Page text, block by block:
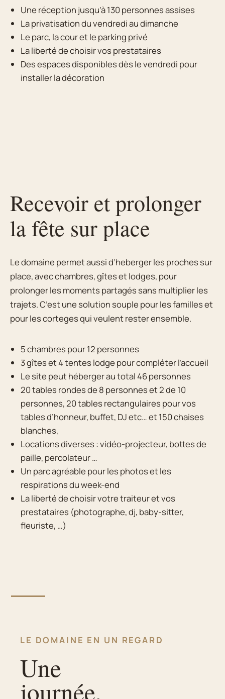
Une réception jusqu’à 130 personnes assises
La privatisation du vendredi au dimanche
Le parc, la cour et le parking privé
La liberté de choisir vos prestataires
Des espaces disponibles dès le vendredi pour
installer la décoration
Recevoir et prolonger
la fête sur place
Le domaine permet aussi d’heberger les proches sur
place, avec chambres, gîtes et lodges, pour
prolonger les moments partagés sans multiplier les
trajets. C’est une solution souple pour les familles et
pour les corteges qui veulent rester ensemble.
5 chambres pour 12 personnes
3 gîtes et 4 tentes lodge pour compléter l’accueil
Le site peut héberger au total 46 personnes
20 tables rondes de 8 personnes et 2 de 10
personnes, 20 tables rectangulaires pour vos
tables d’honneur, buffet, DJ etc… et 150 chaises
blanches,
Locations diverses : vidéo-projecteur, bottes de
paille, percolateur …
Un parc agréable pour les photos et les
respirations du week-end
La liberté de choisir votre traiteur et vos
prestataires (photographe, dj, baby-sitter,
fleuriste, …)
LE DOMAINE EN UN REGARD
Une
journée,